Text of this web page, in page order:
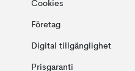
Cookies
Företag
Digital tillgänglighet
Prisgaranti